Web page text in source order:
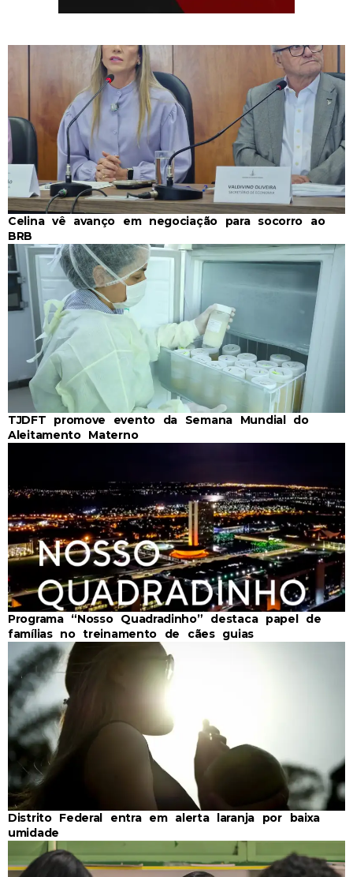
Celina vê avanço em negociação para socorro ao
BRB
TJDFT promove evento da Semana Mundial do
Aleitamento Materno
Programa “Nosso Quadradinho” destaca papel de
famílias no treinamento de cães guias
Distrito Federal entra em alerta laranja por baixa
umidade